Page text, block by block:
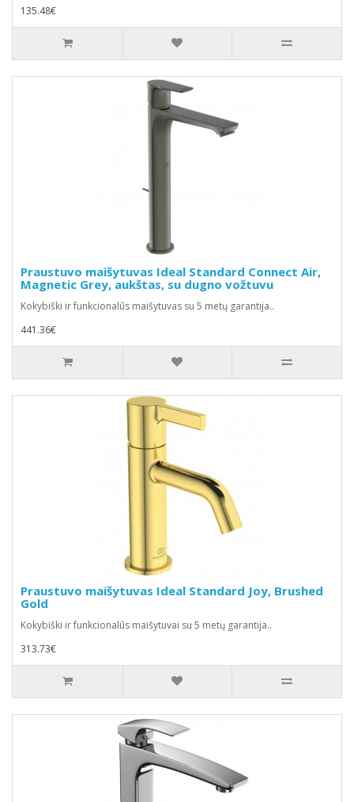
135.48€
Praustuvo maišytuvas Ideal Standard Connect Air,
Magnetic Grey, aukštas, su dugno vožtuvu
Kokybiški ir funkcionalūs maišytuvas su 5 metų garantija..
441.36€
Praustuvo maišytuvas Ideal Standard Joy, Brushed
Gold
Kokybiški ir funkcionalūs maišytuvai su 5 metų garantija..
313.73€